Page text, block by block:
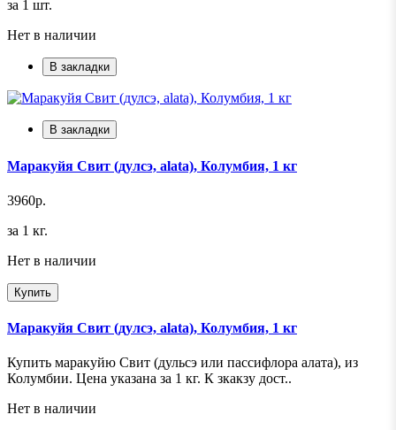
за 1 шт.
Нет в наличии
В закладки
В закладки
Маракуйя Свит (дулсэ, alata), Колумбия, 1 кг
3960р.
за 1 кг.
Нет в наличии
Купить
Маракуйя Свит (дулсэ, alata), Колумбия, 1 кг
Купить маракуйю Свит (дульсэ или пассифлора алата), из
Колумбии. Цена указана за 1 кг. К зкакзу дост..
Нет в наличии